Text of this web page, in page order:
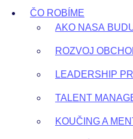
ČO ROBÍME
AKO NASA
ROZVOJ
LEADERSHIP
TALENT
KOUČING A